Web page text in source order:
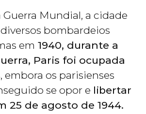
Guerra Mundial, a cidade
bombardeios
em 1940, durante a
Paris foi ocupada
, embora os parisienses
se opor e libertar
25 de agosto de 1944.